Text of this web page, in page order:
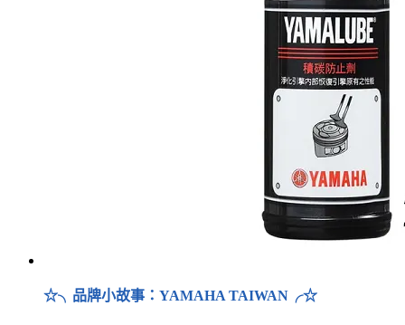
☆╮品牌小故事：YAMAHA TAIWAN╭☆